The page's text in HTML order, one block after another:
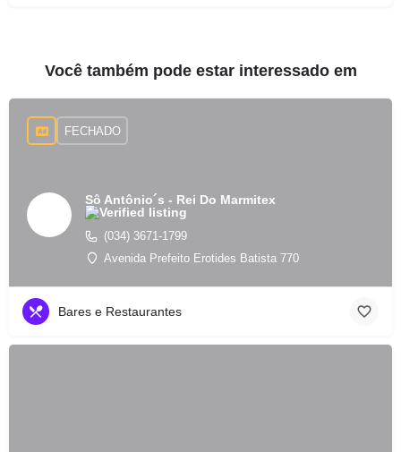
Você também pode estar interessado em
Sô Antônio´s - Rei Do Marmitex
(034) 3671-1799
Avenida Prefeito Erotides Batista 770
FECHADO
Bares e Restaurantes